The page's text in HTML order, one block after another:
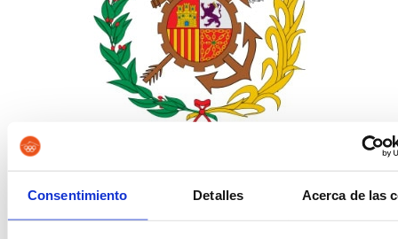
Consentimiento Detalles Acerca de las